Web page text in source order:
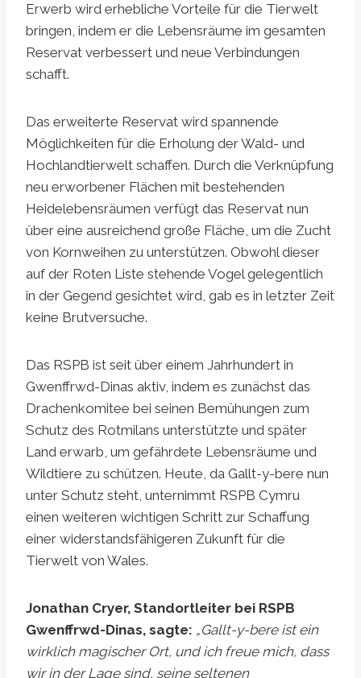
Erwerb wird erhebliche Vorteile für die Tierwelt
bringen, indem er die Lebensräume im gesamten
Reservat verbessert und neue Verbindungen
schafft.
Das erweiterte Reservat wird spannende
Möglichkeiten für die Erholung der Wald- und
Hochlandtierwelt schaffen. Durch die Verknüpfung
neu erworbener Flächen mit bestehenden
Heidelebensräumen verfügt das Reservat nun
über eine ausreichend große Fläche, um die Zucht
von Kornweihen zu unterstützen. Obwohl dieser
auf der Roten Liste stehende Vogel gelegentlich
in der Gegend gesichtet wird, gab es in letzter Zeit
keine Brutversuche.
Das RSPB ist seit über einem Jahrhundert in
Gwenffrwd-Dinas aktiv, indem es zunächst das
Drachenkomitee bei seinen Bemühungen zum
Schutz des Rotmilans unterstützte und später
Land erwarb, um gefährdete Lebensräume und
Wildtiere zu schützen. Heute, da Gallt-y-bere nun
unter Schutz steht, unternimmt RSPB Cymru
einen weiteren wichtigen Schritt zur Schaffung
einer widerstandsfähigeren Zukunft für die
Tierwelt von Wales.
Jonathan Cryer, Standortleiter bei RSPB
Gwenffrwd-Dinas, sagte: „Gallt-y-bere ist ein
wirklich magischer Ort, und ich freue mich, dass
wir in der Lage sind, seine seltenen